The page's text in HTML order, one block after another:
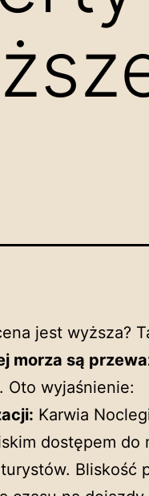
jest wyższa?
morza są
Oto wyjaśnienie:
Karwia
dostępem do
Bliskość